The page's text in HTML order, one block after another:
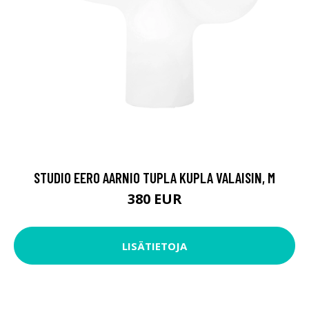
STUDIO EERO AARNIO TUPLA KUPLA VALAISIN, M
380 EUR
LISÄTIETOJA